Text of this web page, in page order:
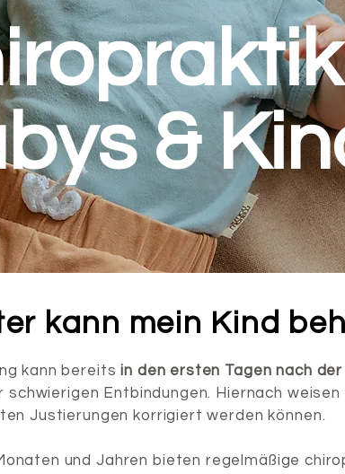
&
kann mein Kind
kann bereitsin den ersten Tagen nach
Entbindungen. Hiernach
Justierungen korrigiert werden können.
und Jahren bieten regelmäßige